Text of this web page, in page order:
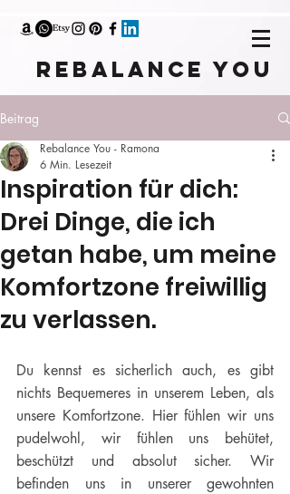
rebalance you
Beitrag
Inspiration für dich:
Drei Dinge, die ich
getan habe, um meine
Komfortzone freiwillig
zu verlassen.
Rebalance You - Ramona
6 Min. Lesezeit
Du kennst es sicherlich auch, es gibt
nichts Bequemeres in unserem Leben, als
unsere Komfortzone. Hier fühlen wir uns
pudelwohl, wir fühlen uns behütet,
beschützt und absolut sicher. Wir
befinden uns in unserer gewohnten